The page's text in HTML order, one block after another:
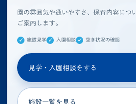
園の雰囲気や通いやすさ、保育内容につ
ご案内します。
施設見学 入園相談 空き状況の確認
見学・入園相談をする
施設一覧を見る